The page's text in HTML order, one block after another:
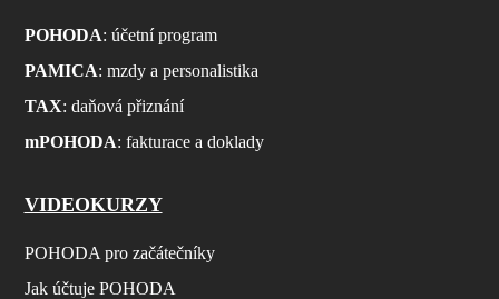
POHODA: účetní program
PAMICA: mzdy a personalistika
TAX: daňová přiznání
mPOHODA: fakturace a doklady
VIDEOKURZY
POHODA pro začátečníky
Jak účtuje POHODA